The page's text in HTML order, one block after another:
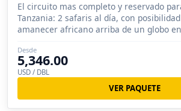
El circuito mas completo y reservado
Tanzania: 2 safaris al día, con
amanecer africano arriba de un globo
Desde
5,346.00
USD / DBL
VER PAQUETE